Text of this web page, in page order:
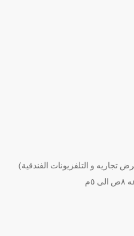
و التلفزيونات الفندقية)